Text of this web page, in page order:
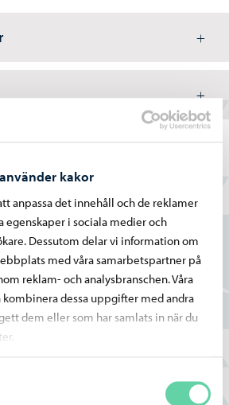
kakor
anpassa det innehåll och de reklamer
egenskaper i sociala medier och
Dessutom delar vi information om
med våra samarbetspartner på
reklam- och analysbranschen. Våra
dessa uppgifter med andra
dem eller som har samlats in när du
sökte?
Ja
Delvis
Nej